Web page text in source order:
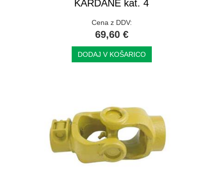
KARDANE kat. 4
Cena z DDV:
69,60 €
DODAJ V KOŠARICO